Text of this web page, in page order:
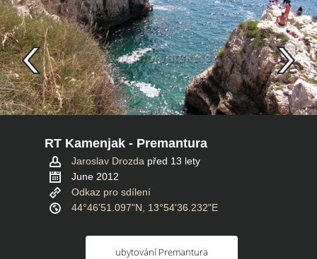
RT Kamenjak - Premantura
Jaroslav Drozda před 13 lety
June 2012
Odkaz pro sdílení
44°46'51.097"N, 13°54'36.232"E
ubytování Premantura